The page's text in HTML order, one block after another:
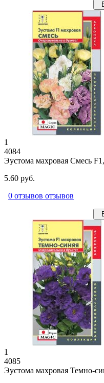
1
4084
Эустома махровая Смесь
5.60 руб.
0 отзывов отзывов
1
4085
Эустома махровая Темно-